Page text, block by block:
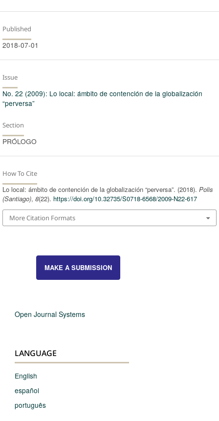
Published
2018-07-01
Issue
No. 22 (2009): Lo local: ámbito de contención de la globalización
“perversa”
Section
PRÓLOGO
How To Cite
Lo local: ámbito de contención de la globalización “perversa”. (2018). Polis
(Santiago), 8(22). https://doi.org/10.32735/S0718-6568/2009-N22-617
More Citation Formats
MAKE A SUBMISSION
Open Journal Systems
LANGUAGE
English
español
português